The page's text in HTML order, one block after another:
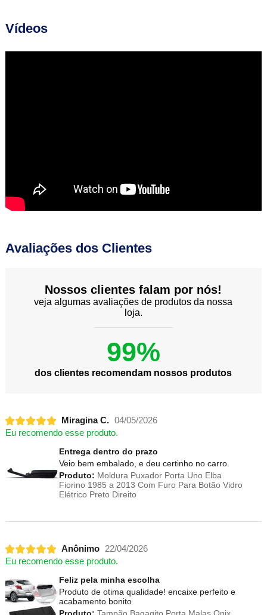
Vídeos
Avaliações dos Clientes
Nossos clientes falam por nós!
veja algumas avaliações de produtos da nossa
loja.
99%
dos clientes recomendam nossos produtos
Miragina C. 04/05/2026
Eu recomendo esse produto.
Entrega dentro do prazo
Veio bem embalado, e deu certinho no carro.
Produto: Moldura Puxador Porta Uno Elba
Fiorino 1985 a 2013 Com Furo Para Botão Vidro
Elétrico Preto Direito
Anônimo
22/04/2026
Eu recomendo esse produto.
Feliz pela minha escolha
Produto de otima qualidade! encaixe perfeito e
acabamento bonito